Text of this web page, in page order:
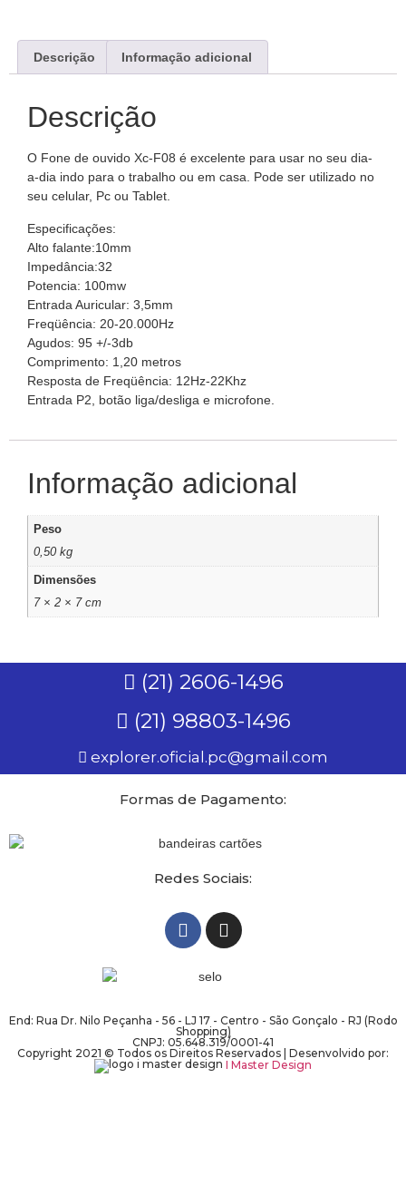
Descrição Informação adicional
Descrição
O Fone de ouvido Xc-F08 é excelente para usar no seu dia-
a-dia indo para o trabalho ou em casa. Pode ser utilizado no
seu celular, Pc ou Tablet.
Especificações:
Alto falante:10mm
Impedância:32
Potencia: 100mw
Entrada Auricular: 3,5mm
Freqüência: 20-20.000Hz
Agudos: 95 +/-3db
Comprimento: 1,20 metros
Resposta de Freqüência: 12Hz-22Khz
Entrada P2, botão liga/desliga e microfone.
Informação adicional
Peso
0,50 kg
Dimensões
7 × 2 × 7 cm
(21) 2606-1496
(21) 98803-1496
explorer.oficial.pc@gmail.com
Formas de Pagamento:
Redes Sociais:
End: Rua Dr. Nilo Peçanha - 56 - LJ 17 - Centro - São Gonçalo - RJ (Rodo
Shopping)
CNPJ: 05.648.319/0001-41
Copyright 2021 © Todos os Direitos Reservados | Desenvolvido por:
I Master Design